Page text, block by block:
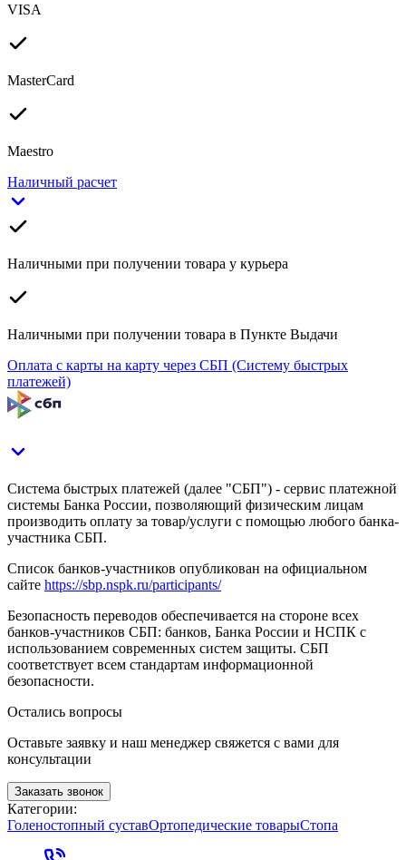
VISA
MasterCard
Maestro
Наличный расчет
Наличными при получении товара у курьера
Наличными при получении товара в Пункте Выдачи
Оплата с карты на карту через СБП (Систему быстрых
платежей)
Система быстрых платежей (далее "СБП") - сервис платежной
системы Банка России, позволяющий физическим лицам
производить оплату за товар/услуги с помощью любого банка-
участника СБП.
Список банков-участников опубликован на официальном
сайте https://sbp.nspk.ru/participants/
Безопасность переводов обеспечивается на стороне всех
банков-участников СБП: банков, Банка России и НСПК с
использованием современных систем защиты. СБП
соответствует всем стандартам информационной
безопасности.
Остались вопросы
Оставьте заявку и наш менеджер свяжется с вами для
консультации
Заказать звонок
Категории:
Голеностопный суставОртопедические товарыСтопа